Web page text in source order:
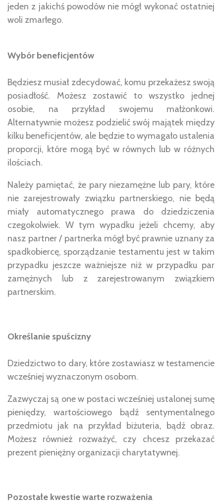
jeden z jakichś powodów nie mógł wykonać ostatniej
woli zmarłego.
Wybór beneficjentów
Będziesz musiał zdecydować, komu przekażesz swoją
posiadłość. Możesz zostawić to wszystko jednej
osobie, na przykład swojemu małżonkowi.
Alternatywnie możesz podzielić swój majątek między
kilku beneficjentów, ale będzie to wymagało ustalenia
proporcji, które mogą być w równych lub w różnych
ilościach.
Należy pamiętać, że pary niezamężne lub pary, które
nie zarejestrowały związku partnerskiego, nie będą
miały automatycznego prawa do dziedziczenia
czegokolwiek. W tym wypadku jeżeli chcemy, aby
nasz partner / partnerka mógł być prawnie uznany za
spadkobiercę, sporządzanie testamentu jest w takim
przypadku jeszcze ważniejsze niż w przypadku par
zamężnych lub z zarejestrowanym związkiem
partnerskim.
Określanie spuścizny
Dziedzictwo to dary, które zostawiasz w testamencie
wcześniej wyznaczonym osobom.
Zazwyczaj są one w postaci wcześniej ustalonej sumę
pieniędzy, wartościowego bądź sentymentalnego
przedmiotu jak na przykład biżuteria, bądź obraz.
Możesz również rozważyć, czy chcesz przekazać
prezent pieniężny organizacji charytatywnej.
Pozostałe kwestie warte rozważenia